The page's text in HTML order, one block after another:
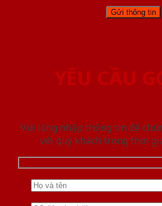
YÊU CẦU
Vui lòng nhập thông tin để
với quý khách trong thời